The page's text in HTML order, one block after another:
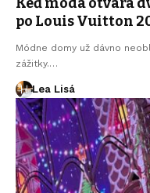
po Louis Vuitton
Módne domy už dávno
zážitky.…
Lea Lisá